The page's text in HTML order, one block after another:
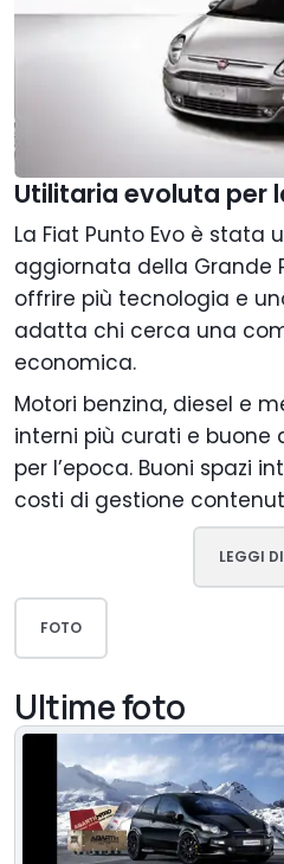
Utilitaria evoluta per
La Fiat Punto Evo è stata
aggiornata della Grande
offrire più tecnologia e
adatta chi cerca una
economica.
Motori benzina, diesel e
interni più curati e buone
per l’epoca. Buoni spazi
costi di gestione
LEGGI
FOTO
Ultime foto